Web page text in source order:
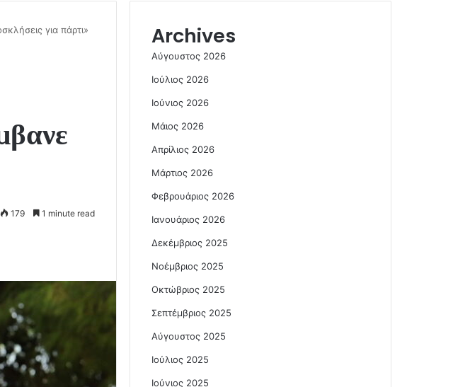
για πάρτι»
179 1 minute read
Archives
Αύγουστος 2026
Ιούλιος 2026
Ιούνιος 2026
Μάιος 2026
Απρίλιος 2026
Μάρτιος 2026
Φεβρουάριος 2026
Ιανουάριος 2026
Δεκέμβριος 2025
Νοέμβριος 2025
Οκτώβριος 2025
Σεπτέμβριος 2025
Αύγουστος 2025
Ιούλιος 2025
Ιούνιος 2025